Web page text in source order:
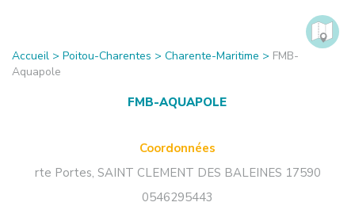
Accueil > Poitou-Charentes > Charente-Maritime > FMB-
Aquapole
FMB-AQUAPOLE
Coordonnées
rte Portes, SAINT CLEMENT DES BALEINES 17590
0546295443